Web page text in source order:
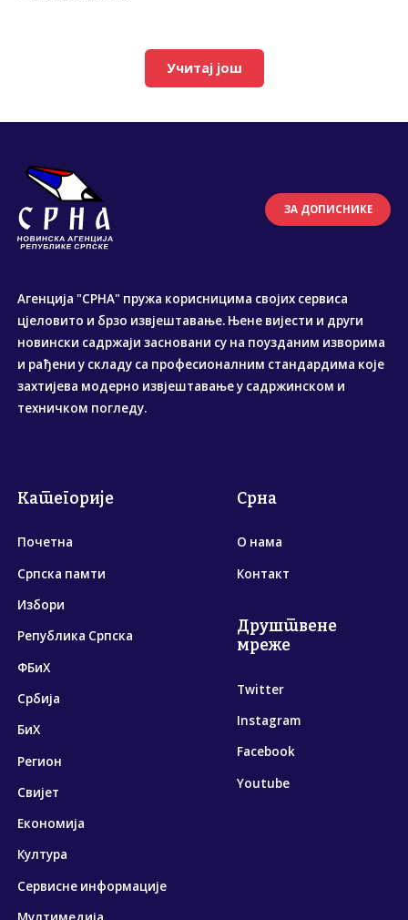
Учитај још
ЗА ДОПИСНИКЕ
Агенција "СРНА" пружа корисницима својих сервиса
цјеловито и брзо извјештавање. Њене вијести и други
новински садржаји засновани су на поузданим изворима
и рађени у складу са професионалним стандардима које
захтијева модерно извјештавање у садржинском и
техничком погледу.
Категорије
Почетна
Српска памти
Избори
Република Српска
ФБиХ
Србија
БиХ
Регион
Свијет
Економија
Култура
Сервисне информације
Срна
О нама
Контакт
Друштвене
мреже
Twitter
Instagram
Facebook
Youtube